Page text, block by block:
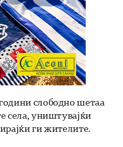
слободно шетаа
села, уништувајќи
ги жителите.